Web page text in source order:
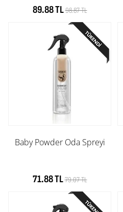
89.88 TL98.87 TL
Baby Powder Oda Spreyi
71.88 TL79.07 TL